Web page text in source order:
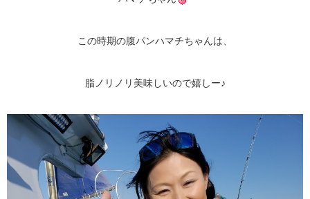
この時期の腹パンハマチちゃんは、
脂ノリノリ美味しいので嬉しー♪